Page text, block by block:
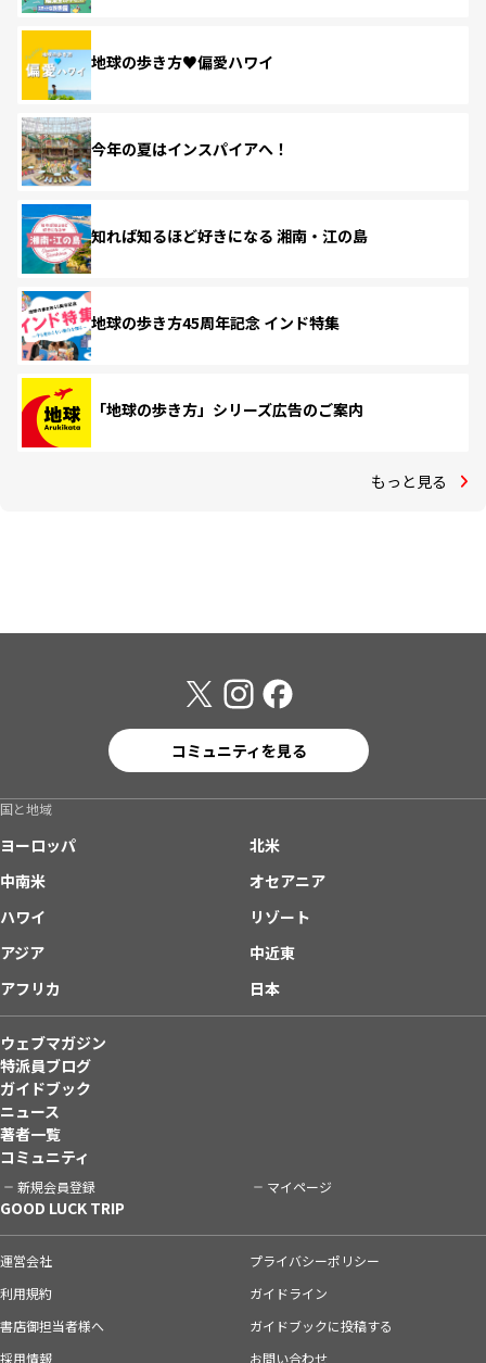
地球の歩き方♥偏愛ハワイ
今年の夏はインスパイアへ！
知れば知るほど好きになる 湘南・江の島
地球の歩き方45周年記念 インド特集
「地球の歩き方」シリーズ広告のご案内
もっと見る
コミュニティを見る
国と地域
ヨーロッパ
北米
中南米
オセアニア
ハワイ
リゾート
アジア
中近東
アフリカ
日本
ウェブマガジン
特派員ブログ
ガイドブック
ニュース
著者一覧
コミュニティ
新規会員登録 マイページ
GOOD LUCK TRIP
運営会社
プライバシーポリシー
利用規約
ガイドライン
書店御担当者様へ
ガイドブックに投稿する
採用情報
お問い合わせ